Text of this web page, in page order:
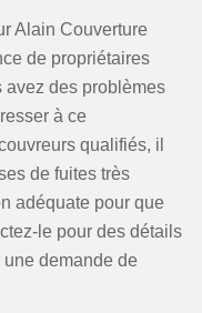
Alain Couverture
de propriétaires
avez des problèmes
à ce
qualifiés, il
de fuites très
adéquate pour que
le pour des détails
demande de